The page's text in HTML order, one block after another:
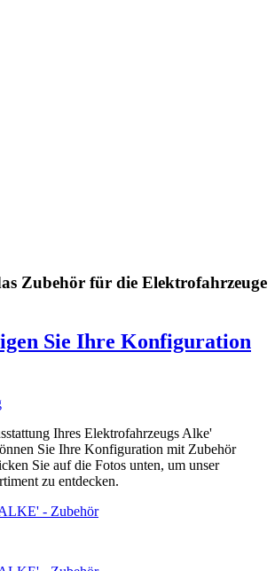
Zubehör für die Elektrofahrzeuge
Sie Ihre Konfiguration
Ihres Elektrofahrzeugs Alke'
Sie Ihre Konfiguration mit Zubehör
Sie auf die Fotos unten, um unser
zu entdecken.